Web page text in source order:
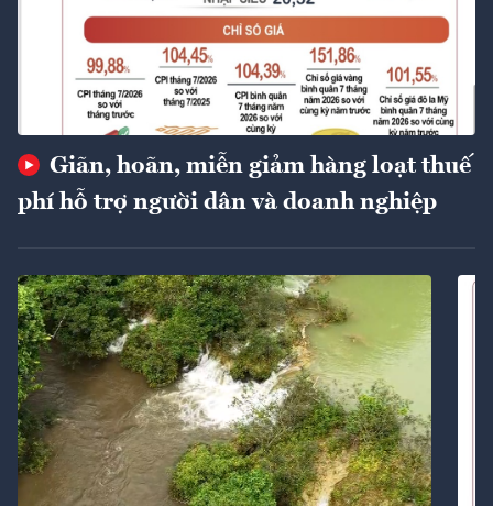
Giãn, hoãn, miễn giảm hàng loạt thuế
phí hỗ trợ người dân và doanh nghiệp